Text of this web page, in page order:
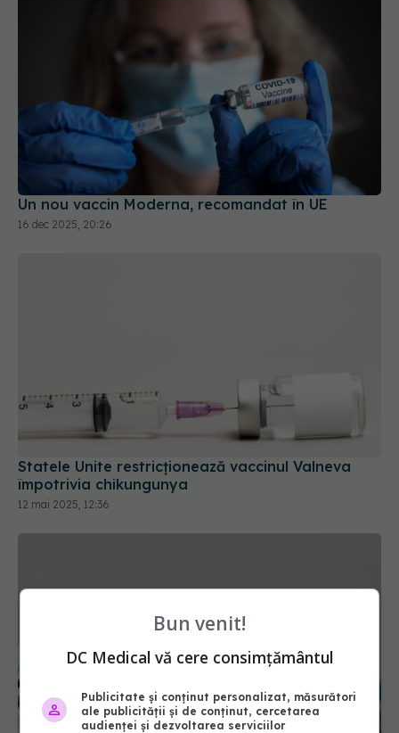
Un nou vaccin Moderna, recomandat în UE
16 dec 2025, 20:26
Statele Unite restricţionează vaccinul Valneva
împotrivia chikungunya
12 mai 2025, 12:36
Bun venit!
DC Medical vă cere consimțământul
Publicitate și conținut personalizat, măsurători
ale publicității și de conținut, cercetarea
audienței și dezvoltarea serviciilor